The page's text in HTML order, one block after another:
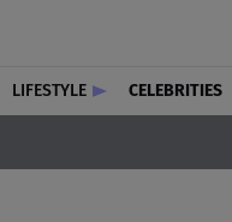
LIFESTYLE CELEBRITIES